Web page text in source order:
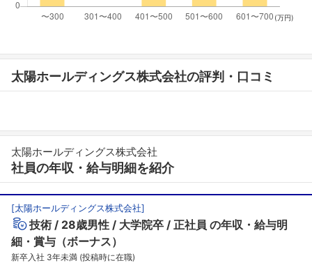
(万円)
太陽ホールディングス株式会社の評判・口コミ
太陽ホールディングス株式会社
社員の年収・給与明細を紹介
[太陽ホールディングス株式会社]
技術 28歳男性 大学院卒 正社員 の年収・給与明
細・賞与（ボーナス）
新卒入社 3年未満 (投稿時に在職)